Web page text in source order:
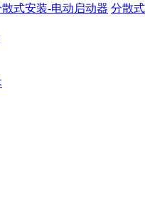
散式安装-电动启动器 分散